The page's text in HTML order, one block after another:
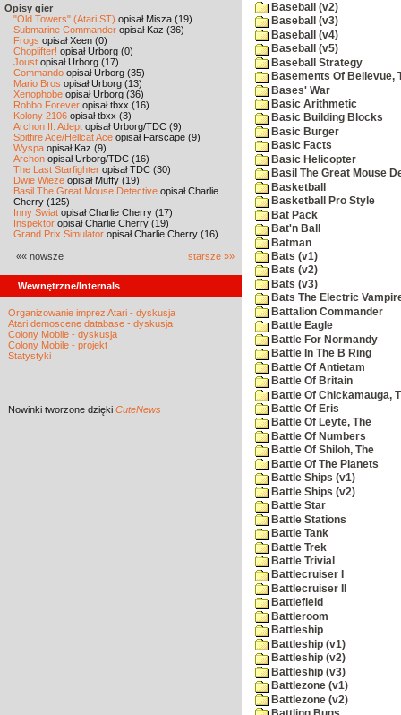
Opisy gier
"Old Towers" (Atari ST) opisał Misza (19)
Submarine Commander opisał Kaz (36)
Frogs opisał Xeen (0)
Choplifter! opisał Urborg (0)
Joust opisał Urborg (17)
Commando opisał Urborg (35)
Mario Bros opisał Urborg (13)
Xenophobe opisał Urborg (36)
Robbo Forever opisał tbxx (16)
Kolony 2106 opisał tbxx (3)
Archon II: Adept opisał Urborg/TDC (9)
Spitfire Ace/Hellcat Ace opisał Farscape (9)
Wyspa opisał Kaz (9)
Archon opisał Urborg/TDC (16)
The Last Starfighter opisał TDC (30)
Dwie Wieże opisał Muffy (19)
Basil The Great Mouse Detective opisał Charlie
Cherry (125)
Inny Świat opisał Charlie Cherry (17)
Inspektor opisał Charlie Cherry (19)
Grand Prix Simulator opisał Charlie Cherry (16)
«« nowsze starsze »»
Wewnętrzne/Internals
Organizowanie imprez Atari - dyskusja
Atari demoscene database - dyskusja
Colony Mobile - dyskusja
Colony Mobile - projekt
Statystyki
Nowinki tworzone dzięki CuteNews
Baseball (v2)
Baseball (v3)
Baseball (v4)
Baseball (v5)
Baseball Strategy
Basements Of Bellevue,
Bases' War
Basic Arithmetic
Basic Building Blocks
Basic Burger
Basic Facts
Basic Helicopter
Basil The Great Mouse
Basketball
Basketball Pro Style
Bat Pack
Bat'n Ball
Batman
Bats (v1)
Bats (v2)
Bats (v3)
Bats The Electric
Battalion Commander
Battle Eagle
Battle For Normandy
Battle In The B Ring
Battle Of Antietam
Battle Of Britain
Battle Of Chickamauga,
Battle Of Eris
Battle Of Leyte, The
Battle Of Numbers
Battle Of Shiloh, The
Battle Of The Planets
Battle Ships (v1)
Battle Ships (v2)
Battle Star
Battle Stations
Battle Tank
Battle Trek
Battle Trivial
Battlecruiser I
Battlecruiser II
Battlefield
Battleroom
Battleship
Battleship (v1)
Battleship (v2)
Battleship (v3)
Battlezone (v1)
Battlezone (v2)